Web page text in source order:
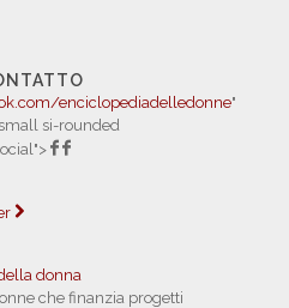
enciclopediadelledonne"
si-rounded
donna
che finanzia progetti